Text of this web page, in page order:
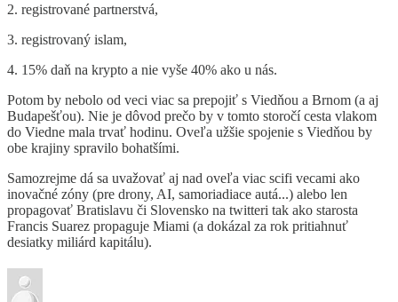
2. registrované partnerstvá,
3. registrovaný islam,
4. 15% daň na krypto a nie vyše 40% ako u nás.
Potom by nebolo od veci viac sa prepojiť s Viedňou a Brnom (a aj
Budapešťou). Nie je dôvod prečo by v tomto storočí cesta vlakom
do Viedne mala trvať hodinu. Oveľa užšie spojenie s Viedňou by
obe krajiny spravilo bohatšími.
Samozrejme dá sa uvažovať aj nad oveľa viac scifi vecami ako
inovačné zóny (pre drony, AI, samoriadiace autá...) alebo len
propagovať Bratislavu či Slovensko na twitteri tak ako starosta
Francis Suarez propaguje Miami (a dokázal za rok pritiahnuť
desiatky miliárd kapitálu).